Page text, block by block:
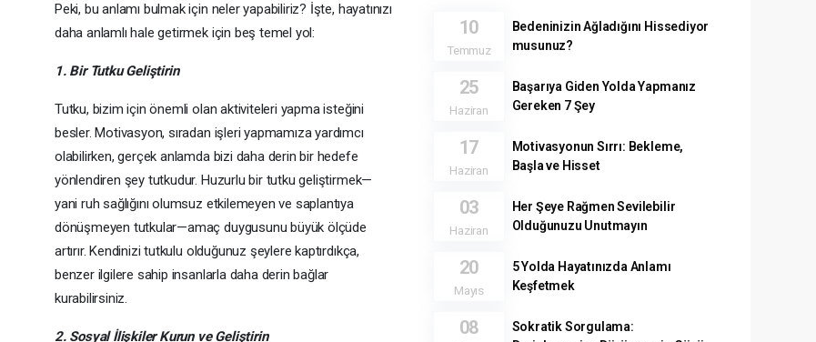
Peki, bu anlamı bulmak için neler yapabiliriz? İşte, hayatınızı
daha anlamlı hale getirmek için beş temel yol:
1. Bir Tutku Geliştirin
Tutku, bizim için önemli olan aktiviteleri yapma isteğini
besler. Motivasyon, sıradan işleri yapmamıza yardımcı
olabilirken, gerçek anlamda bizi daha derin bir hedefe
yönlendiren şey tutkudur. Huzurlu bir tutku geliştirmek—
yani ruh sağlığını olumsuz etkilemeyen ve saplantıya
dönüşmeyen tutkular—amaç duygusunu büyük ölçüde
artırır. Kendinizi tutkulu olduğunuz şeylere kaptırdıkça,
benzer ilgilere sahip insanlarla daha derin bağlar
kurabilirsiniz.
2. Sosyal İlişkiler Kurun ve Geliştirin
10
Temmuz
Bedeninizin Ağladığını Hissediyor
musunuz?
25
Haziran
Başarıya Giden Yolda Yapmanız
Gereken 7 Şey
17
Haziran
Motivasyonun Sırrı: Bekleme,
Başla ve Hisset
03
Haziran
Her Şeye Rağmen Sevilebilir
Olduğunuzu Unutmayın
20
Mayıs
5 Yolda Hayatınızda Anlamı
Keşfetmek
08
Sokratik Sorgulama: